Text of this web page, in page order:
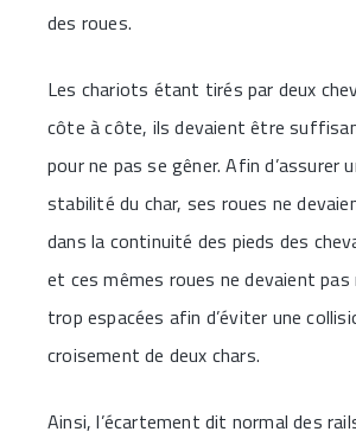
des roues.
Les chariots étant tirés par deux
côte à côte, ils devaient être
pour ne pas se gêner. Afin d’assurer
stabilité du char, ses roues ne
dans la continuité des pieds des
et ces mêmes roues ne devaient
trop espacées afin d’éviter une
croisement de deux chars.
Ainsi, l’écartement dit normal des